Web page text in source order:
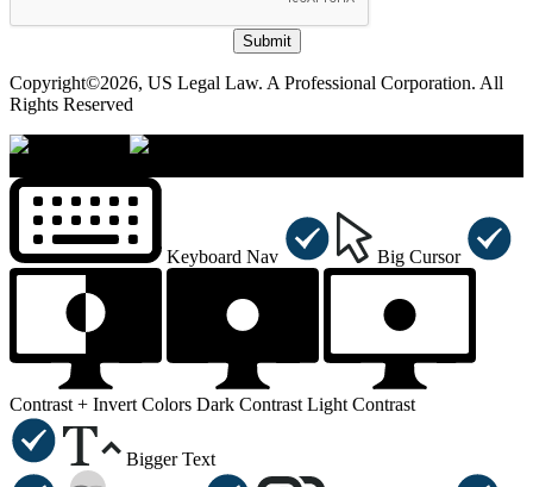
Submit
Copyright©2026, US Legal Law. A Professional Corporation. All
Rights Reserved
Keyboard Nav Big Cursor
Contrast + Invert Colors Dark Contrast Light Contrast
Bigger Text